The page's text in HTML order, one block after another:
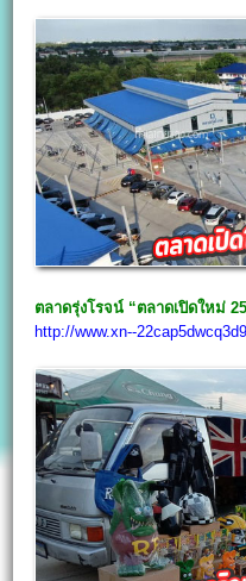
ตลาดรุ่งโรจน์ “ตลาดเปิดใหม่
http://www.xn--